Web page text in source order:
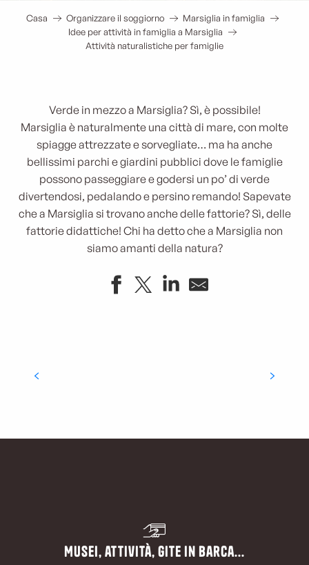
Casa Organizzare il soggiorno
Marsiglia in famiglia
Idee per attività in famiglia a Marsiglia
Attività naturalistiche per famiglie
Verde in mezzo a Marsiglia? Sì, è possibile!
Marsiglia è naturalmente una città di mare, con molte
spiagge attrezzate e sorvegliate… ma ha anche
bellissimi parchi e giardini pubblici dove le famiglie
possono passeggiare e godersi un po’ di verde
divertendosi, pedalando e persino remando! Sapevate
che a Marsiglia si trovano anche delle fattorie? Sì, delle
fattorie didattiche! Chi ha detto che a Marsiglia non
siamo amanti della natura?
Le Calanques di Marsiglia in famiglia
Musei, attività, gite in barca...